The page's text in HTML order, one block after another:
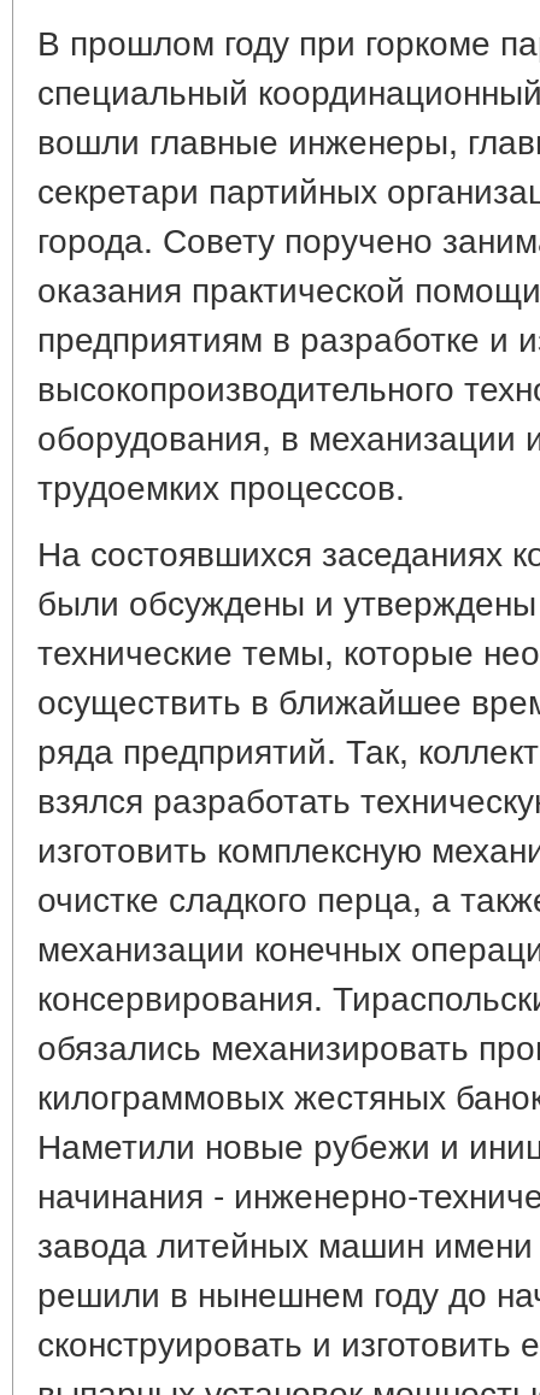
В прошлом году при горкоме
специальный
вошли главные инженеры,
секретари партийных
города. Совету поручено
оказания практической
предприятиям в разработке и
высокопроизводительного
оборудования, в механизации
трудоемких процессов.
На состоявшихся заседаниях
были обсуждены и
технические темы, которые
осуществить в ближайшее
ряда предприятий. Так,
взялся разработать
изготовить комплексную
очистке сладкого перца, а
механизации конечных
консервирования.
обязались механизировать
килограммовых жестяных
Наметили новые рубежи и
начинания - инженерно-
завода литейных машин
решили в нынешнем году до
сконструировать и